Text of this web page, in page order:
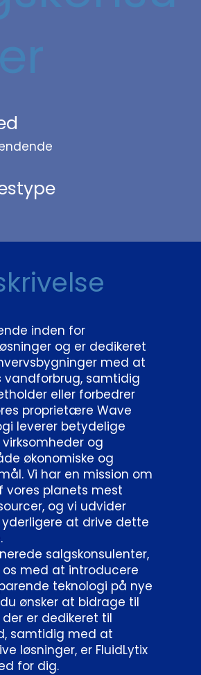
inden for
og er dedikeret
med at
vandforbrug, samtidig
eller forbedrer
proprietære Wave
leverer betydelige
og
økonomiske og
Vi har en mission om
vores planets mest
og vi udvider
at drive dette
salgskonsulenter,
med at introducere
teknologi på nye
ønsker at bidrage til
er dedikeret til
samtidig med at
løsninger, er FluidLytix
for dig.